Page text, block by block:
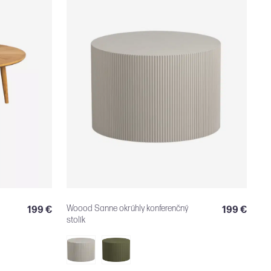
199 €
Woood Sanne okrúhly konferenčný
stolík
199 €